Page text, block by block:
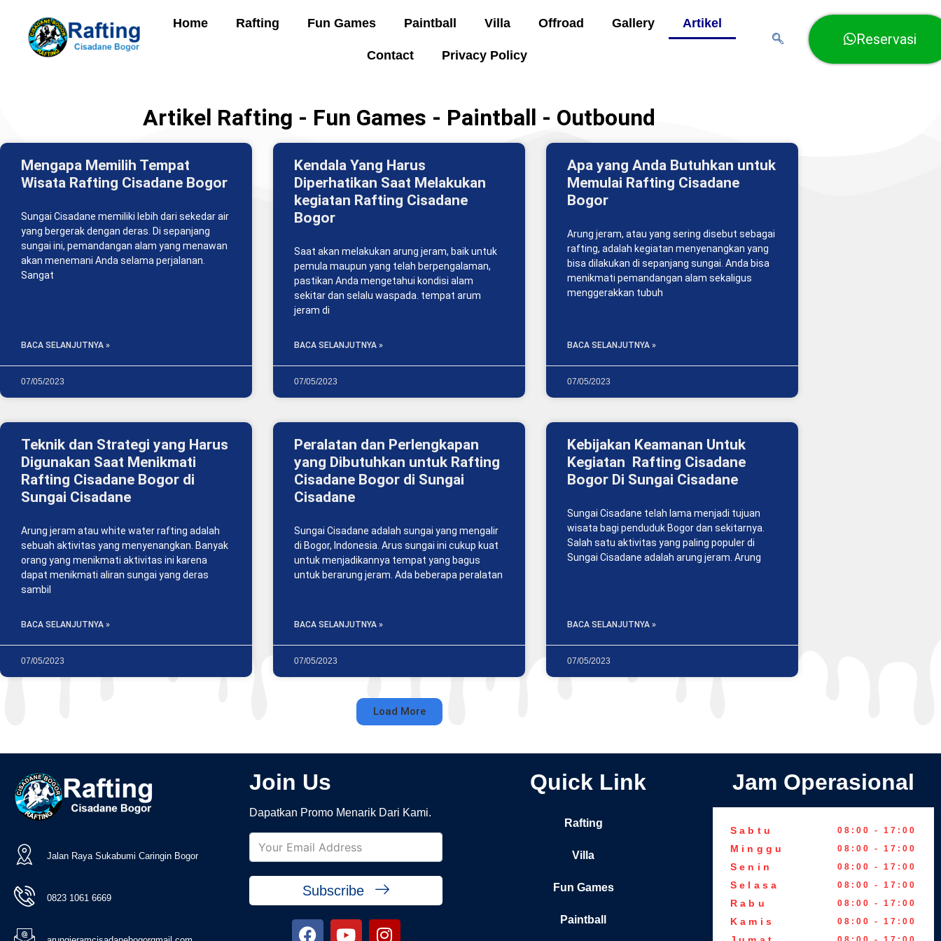
Home Rafting Fun Games Paintball Villa Offroad Gallery Artikel
Contact Privacy Policy
Reservasi
Artikel Rafting - Fun Games - Paintball - Outbound
Mengapa Memilih Tempat
Wisata Rafting Cisadane Bogor
Sungai Cisadane memiliki lebih dari sekedar air
yang bergerak dengan deras. Di sepanjang
sungai ini, pemandangan alam yang menawan
akan menemani Anda selama perjalanan.
Sangat
BACA SELANJUTNYA »
07/05/2023
Kendala Yang Harus
Diperhatikan Saat Melakukan
kegiatan Rafting Cisadane
Bogor
Saat akan melakukan arung jeram, baik untuk
pemula maupun yang telah berpengalaman,
pastikan Anda mengetahui kondisi alam
sekitar dan selalu waspada. tempat arum
jeram di
BACA SELANJUTNYA »
07/05/2023
Apa yang Anda Butuhkan untuk
Memulai Rafting Cisadane
Bogor
​Arung jeram, atau yang sering disebut sebagai
rafting, adalah kegiatan menyenangkan yang
bisa dilakukan di sepanjang sungai. Anda bisa
menikmati pemandangan alam sekaligus
menggerakkan tubuh
BACA SELANJUTNYA »
07/05/2023
Teknik dan Strategi yang Harus
Digunakan Saat Menikmati
Rafting Cisadane Bogor di
Sungai Cisadane
​Arung jeram atau white water rafting adalah
sebuah aktivitas yang menyenangkan. Banyak
orang yang menikmati aktivitas ini karena
dapat menikmati aliran sungai yang deras
sambil
BACA SELANJUTNYA »
07/05/2023
Peralatan dan Perlengkapan
yang Dibutuhkan untuk Rafting
Cisadane Bogor di Sungai
Cisadane
Sungai Cisadane adalah sungai yang mengalir
di Bogor, Indonesia. Arus sungai ini cukup kuat
untuk menjadikannya tempat yang bagus
untuk berarung jeram. Ada beberapa peralatan
BACA SELANJUTNYA »
07/05/2023
Kebijakan Keamanan Untuk
Kegiatan Rafting Cisadane
Bogor Di Sungai Cisadane
Sungai Cisadane telah lama menjadi tujuan
wisata bagi penduduk Bogor dan sekitarnya.
Salah satu aktivitas yang paling populer di
Sungai Cisadane adalah arung jeram. Arung
BACA SELANJUTNYA »
07/05/2023
Load More
Jalan Raya Sukabumi Caringin Bogor
0823 1061 6669
Join Us
Dapatkan Promo Menarik Dari Kami.
Subscribe
Quick Link
Rafting
Villa
Fun Games
Paintball
Jam Operasional
Sabtu 08:00 - 17:00
Minggu 08:00 - 17:00
Senin 08:00 - 17:00
Selasa 08:00 - 17:00
Rabu 08:00 - 17:00
Kamis 08:00 - 17:00